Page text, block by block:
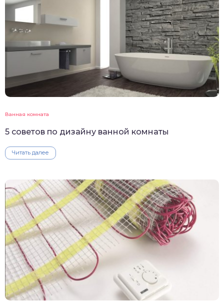
Ванная комната
5 советов по дизайну ванной комнаты
Читать далее